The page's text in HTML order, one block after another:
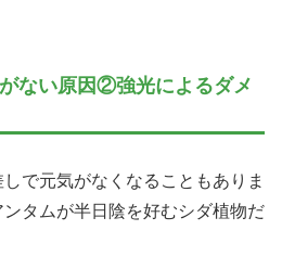
ない原因②強光によるダメ
で元気がなくなることもありま
タムが半日陰を好むシダ植物だ